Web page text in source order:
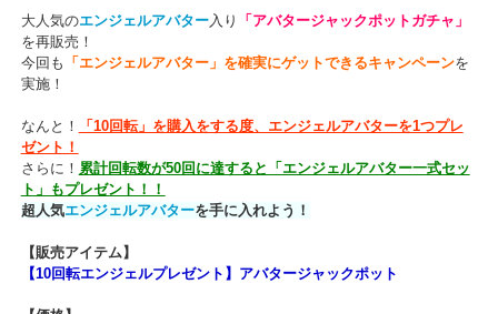
大人気の
を再販売！
今回も「エンジェルアバター」を確実にゲットできるキャンペーン
実施！
なんと！「10回転」を購入をする度、エンジェルアバターを1つプレ
ゼント！
さらに！